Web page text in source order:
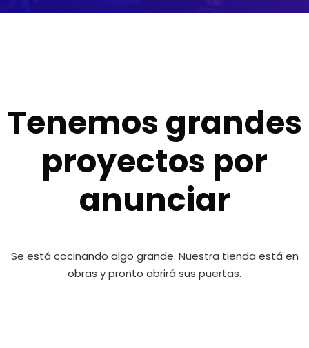
Tenemos grandes
proyectos por
anunciar
Se está cocinando algo grande. Nuestra tienda está en
obras y pronto abrirá sus puertas.